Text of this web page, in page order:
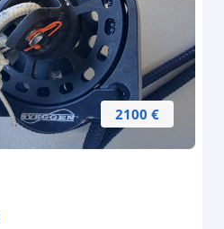
2100 €